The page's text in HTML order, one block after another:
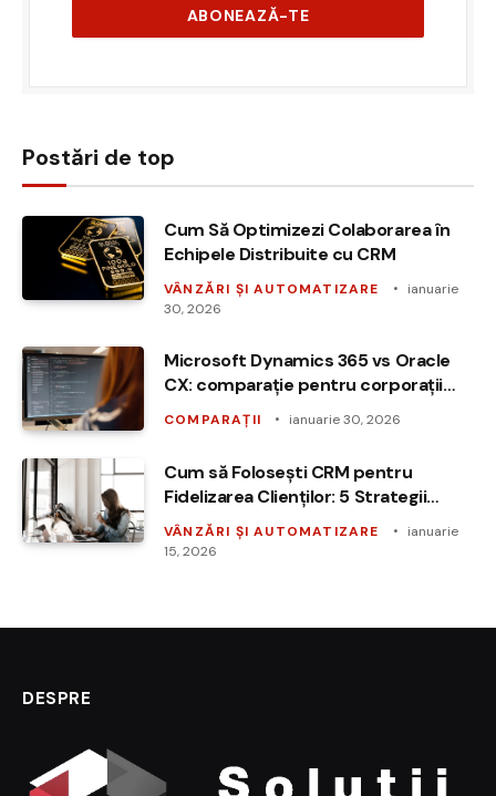
Postări de top
Cum Să Optimizezi Colaborarea în
Echipele Distribuite cu CRM
VÂNZĂRI ȘI AUTOMATIZARE
ianuarie
30, 2026
Microsoft Dynamics 365 vs Oracle
CX: comparație pentru corporații
COMPARAȚII ianuarie 30, 2026
Cum să Folosești CRM pentru
Fidelizarea Clienților: 5 Strategii
Eficiente
VÂNZĂRI ȘI AUTOMATIZARE
ianuarie
15, 2026
DESPRE